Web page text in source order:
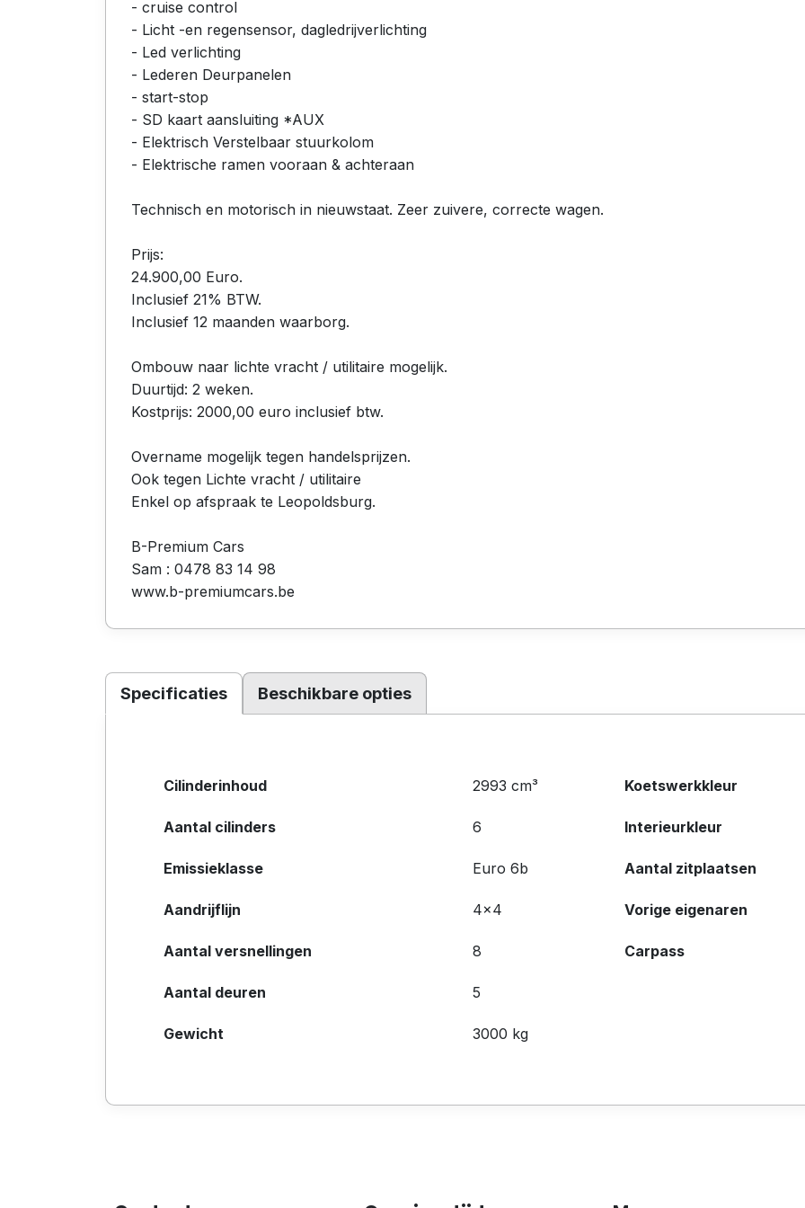
- cruise control
- Licht -en regensensor, dagledrijverlichting
- Led verlichting
- Lederen Deurpanelen
- start-stop
- SD kaart aansluiting *AUX
- Elektrisch Verstelbaar stuurkolom
- Elektrische ramen vooraan & achteraan
Technisch en motorisch in nieuwstaat. Zeer zuivere, correcte wagen.
Prijs:
24.900,00 Euro.
Inclusief 21% BTW.
Inclusief 12 maanden waarborg.
Ombouw naar lichte vracht / utilitaire mogelijk.
Duurtijd: 2 weken.
Kostprijs: 2000,00 euro inclusief btw.
Overname mogelijk tegen handelsprijzen.
Ook tegen Lichte vracht / utilitaire
Enkel op afspraak te Leopoldsburg.
B-Premium Cars
Sam : 0478 83 14 98
www.b-premiumcars.be
Specificaties Beschikbare opties
Cilinderinhoud 2993 cm³
Aantal cilinders 6
Emissieklasse Euro 6b
Aandrijflijn 4x4
Aantal versnellingen 8
Aantal deuren 5
Gewicht 3000 kg
Koetswerkkleur
Interieurkleur
Aantal zitplaatsen
Vorige eigenaren
Carpass